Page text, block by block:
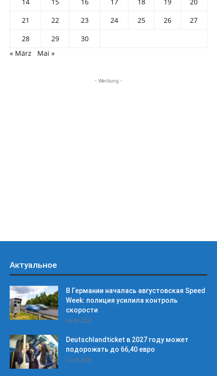
21
22 23 24 25 26
27
28
29
30
« März
Mai »
- Werbung -
Актуальное
В Германии началась августовская Speed
Week: полиция усилила контроль
скорости
04.08.2026
Deutschlandticket в 2027 году может
подорожать до 66,40 евро
04.08.2026